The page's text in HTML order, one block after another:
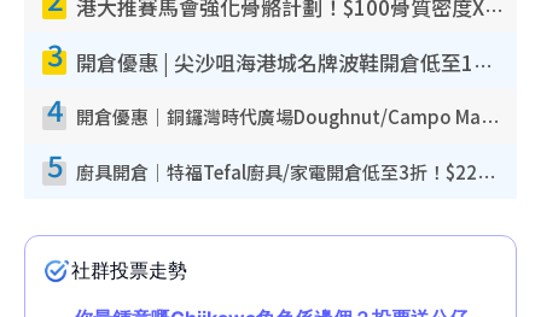
港大推賽馬會強化骨骼計劃！$100骨質密度X光檢查 完成免費運動訓練送超市禮券！附參加資格
3 開倉優惠 | 尖沙咀海港城名牌波鞋開倉低至1折！On鞋$899起／Joy&Peace鞋履$98起
4 開倉優惠｜銅鑼灣時代廣場Doughnut/Campo Marzio開倉低至1折！背囊、書包、手袋劈價$200起
5 廚具開倉｜特福Tefal廚具/家電開倉低至3折！$220起買平底鍋/炒鑊/湯煲！電飯煲/吸塵機/燙斗$418起